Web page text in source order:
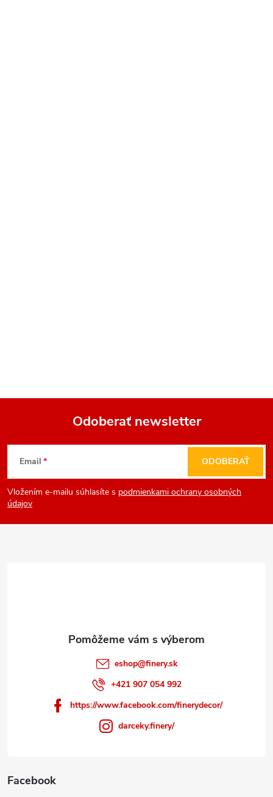
Z
á
p
Odoberať newsletter
Email
Vložením e-mailu súhlasíte s podmienkami ochrany osobných
údajov
ODOBERAŤ
eshop@finery.sk
+421 907 054 992
https://www.facebook.com/finerydecor/
darceky.finery/
Facebook